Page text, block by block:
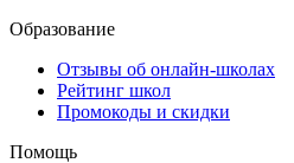
Образование
Отзывы об онлайн-школах
Рейтинг школ
Промокоды и скидки
Помощь